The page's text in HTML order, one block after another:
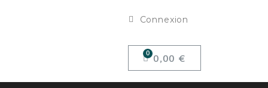
Connexion
0,00 €